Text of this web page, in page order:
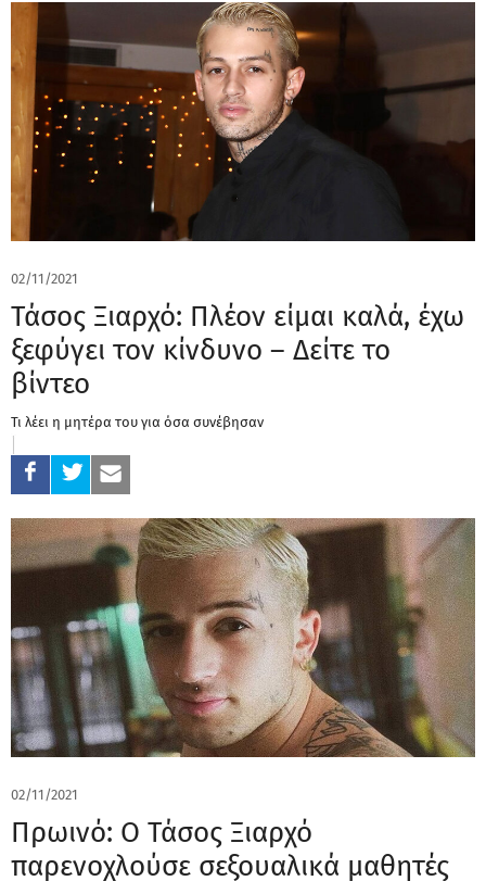
02/11/2021
Τάσος Ξιαρχό: Πλέον είμαι καλά, έχω
ξεφύγει τον κίνδυνο – Δείτε το
βίντεο
Τι λέει η μητέρα του για όσα συνέβησαν
02/11/2021
Πρωινό: Ο Τάσος Ξιαρχό
παρενοχλούσε σεξουαλικά μαθητές